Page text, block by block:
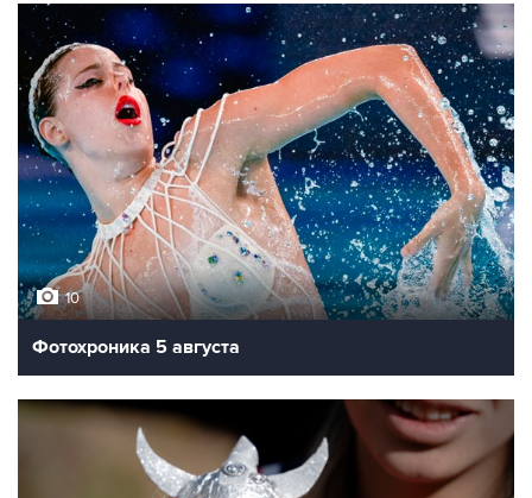
10
Фотохроника 5 августа